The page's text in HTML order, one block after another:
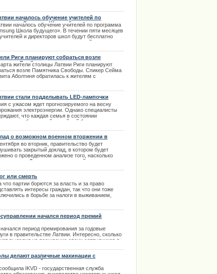
началось обучение учителей по
«Samsung Школа будущего»
началось обучение учителей по программа
Школа будущего». В течении пяти месяцев
и директоров школ будут бесплатно
использовать на уроках новейшие
технологии Samsung.
Риги планируют собраться возле
Свободы
жители столицы Латвии Риги планируют
возле Памятника Свободы. Спикер Сейма
Аболтиня обратилась к жителям с
когда, по ее словам, «идеологи дружественного
государства» попытаются выставить
в худшем свете. | 05.03.2014
стали подделывать LED-лампочки
c ужасом ждет прогнозируемого на весну
электроэнергии. Однако специалисты
что каждая семья в состоянии
собственный семейный бюджет, если
о возможном военном вторжении в
во вторник, правительство будет
закрытый доклад, в котором будет
о проведенном анализе того, насколько
что в Латвию может произойти военное
или смерть
что партии борются за власть и за право
интересы граждан, так что они тоже
в борьбе за налоги в выживанием,
начался период премий
период премирования за годовые
в правительстве Латвии. Интересно, сколько
выделил на поощрение своих сотрудников в
и мы. Что же подарят себе любимым члены
в 2014 году?
делают различные махинации с
тетрадей
IKVD - государственная служба